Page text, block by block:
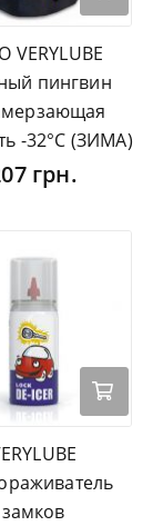
VERYLUBE
пингвин
-32°С (ЗИМА)
грн.
замков